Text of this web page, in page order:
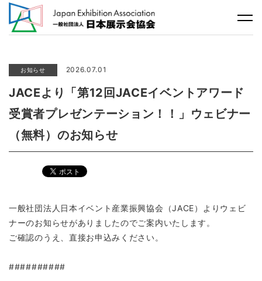
お知らせ 2026.07.01
JACEより「第12回JACEイベントアワード
受賞者プレゼンテーション！！」ウェビナー
（無料）のお知らせ
一般社団法人日本イベント産業振興協会（JACE）よりウェビ
ナーのお知らせがありましたのでご案内いたします。
ご確認のうえ、直接お申込みください。
##########